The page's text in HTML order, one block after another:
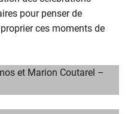
pour penser de
ces moments de
et Marion Coutarel –